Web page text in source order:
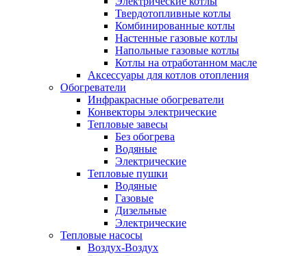
Твердотопливные котлы
Комбинированные котлы
Настенные газовые котлы
Напольные газовые котлы
Котлы на отработанном масле
Аксессуары для котлов отопления
Обогреватели
Инфракрасные обогреватели
Конвекторы электрические
Тепловые завесы
Без обогрева
Водяные
Электрические
Тепловые пушки
Водяные
Газовые
Дизельные
Электрические
Тепловые насосы
Воздух-Воздух